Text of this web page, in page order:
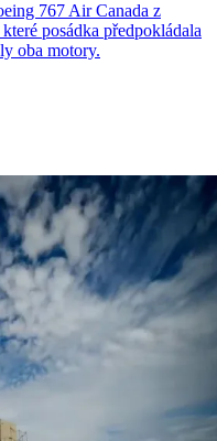
767 Air Canada z
posádka předpokládala
oba motory.